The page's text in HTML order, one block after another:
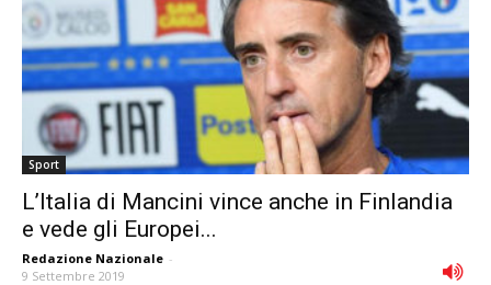
Sport
L’Italia di Mancini vince anche in Finlandia
e vede gli Europei...
Redazione Nazionale -
9 Settembre 2019